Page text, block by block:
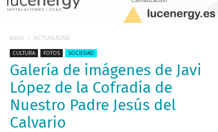
Inicio ACTUALIDAD
CULTURA FOTOS SOCIEDAD
Galería de imágenes de Javi
López de la Cofradía de
Nuestro Padre Jesús del
Calvario